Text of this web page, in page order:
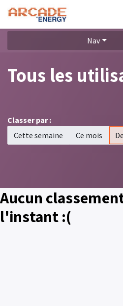
Se rendre au contenu
Nav
Tous les
Classer par :
Cette semaine
Ce mois
Aucun
l'instant :(